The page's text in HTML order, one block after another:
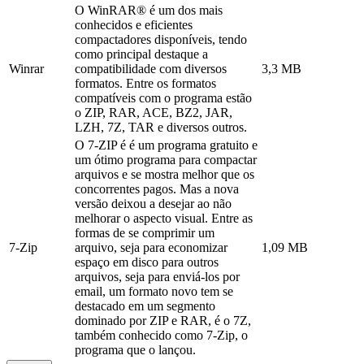
Winrar
O WinRAR® é um dos mais
conhecidos e eficientes
compactadores disponíveis, tendo
como principal destaque a
compatibilidade com diversos
formatos. Entre os formatos
compatíveis com o programa estão
o ZIP, RAR, ACE, BZ2, JAR,
LZH, 7Z, TAR e diversos outros.
3,3 MB
7-Zip
O 7-ZIP é é um programa gratuito e
um ótimo programa para compactar
arquivos e se mostra melhor que os
concorrentes pagos. Mas a nova
versão deixou a desejar ao não
melhorar o aspecto visual. Entre as
formas de se comprimir um
arquivo, seja para economizar
espaço em disco para outros
arquivos, seja para enviá-los por
email, um formato novo tem se
destacado em um segmento
dominado por ZIP e RAR, é o 7Z,
também conhecido como 7-Zip, o
programa que o lançou.
1,09 MB